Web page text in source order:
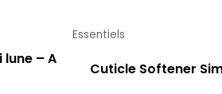
– A
Essentiels
Cuticle Softener